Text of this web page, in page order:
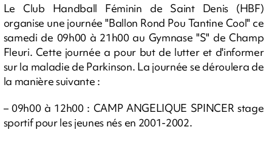
Le Club Handball Féminin de Saint Denis (HBF)
organise une journée "Ballon Rond Pou Tantine Cool" ce
samedi de 09h00 à 21h00 au Gymnase "S" de Champ
Fleuri. Cette journée a pour but de lutter et d'informer
sur la maladie de Parkinson. La journée se déroulera de
la manière suivante :
– 09h00 à 12h00 : CAMP ANGELIQUE SPINCER stage
sportif pour les jeunes nés en 2001-2002.